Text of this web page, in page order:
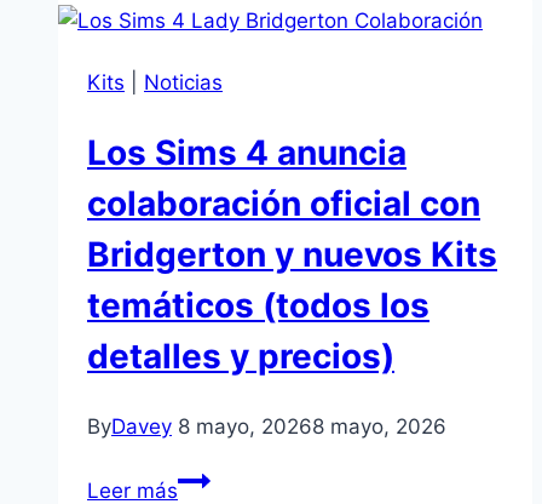
Galas
Baile
Máscaras
Lady
Bridgerton
–
Kit
traerá
máscaras
moda
Kits Noticias
Los Sims 4 anuncia
colaboración oficial con
Bridgerton y nuevos Kits
temáticos (todos los
detalles y precios)
ByDavey 8 mayo, 20268 mayo, 2026
Leer másLos